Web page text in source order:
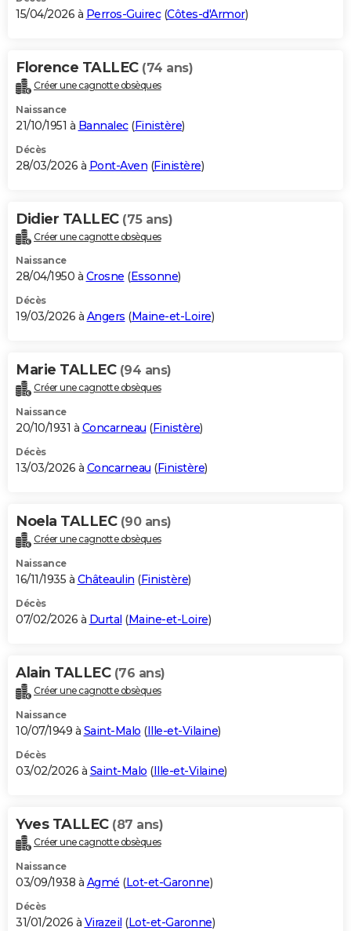
15/04/2026 à Perros-Guirec(Côtes-d'Armor)
Florence TALLEC (74 ans)
Créer une cagnotte obsèques
Naissance
21/10/1951 à Bannalec(Finistère)
Décès
28/03/2026 à Pont-Aven (Finistère)
Didier TALLEC (75 ans)
Créer une cagnotte obsèques
Naissance
28/04/1950 à Crosne (Essonne)
Décès
19/03/2026 à Angers (Maine-et-Loire)
Marie TALLEC (94 ans)
Créer une cagnotte obsèques
Naissance
20/10/1931 à Concarneau (Finistère)
Décès
13/03/2026 à Concarneau (Finistère)
Noela TALLEC (90 ans)
Créer une cagnotte obsèques
Naissance
16/11/1935 à Châteaulin (Finistère)
Décès
07/02/2026 à Durtal (Maine-et-Loire)
Alain TALLEC (76 ans)
Créer une cagnotte obsèques
Naissance
10/07/1949 à Saint-Malo (Ille-et-Vilaine)
Décès
03/02/2026 à Saint-Malo (Ille-et-Vilaine)
Yves TALLEC (87 ans)
Créer une cagnotte obsèques
Naissance
03/09/1938 à Agmé (Lot-et-Garonne)
Décès
31/01/2026 à Virazeil (Lot-et-Garonne)